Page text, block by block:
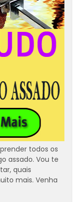
todos os
assado. Vou te
quais
mais. Venha